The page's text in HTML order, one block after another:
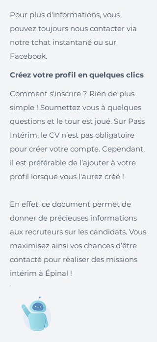
Pour plus d'informations, vous
pouvez toujours nous contacter via
notre tchat instantané ou sur
Facebook.
Créez votre profil en quelques clics
Comment s'inscrire ? Rien de plus
simple ! Soumettez vous à quelques
questions et le tour est joué. Sur Pass
Intérim, le CV n’est pas obligatoire
pour créer votre compte. Cependant,
il est préférable de l’ajouter à votre
profil lorsque vous l'aurez créé !
En effet, ce document permet de
donner de précieuses informations
aux recruteurs sur les candidats. Vous
maximisez ainsi vos chances d’être
contacté pour réaliser des missions
intérim à Épinal !